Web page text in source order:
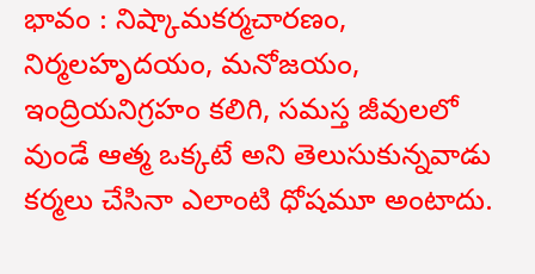
భావం : నిష్కామకర్మచారణం,
నిర్మలహృదయం, మనోజయం,
ఇంద్రియనిగ్రహం కలిగి, సమస్త జీవులలో
వుండే ఆత్మ ఒక్కటే అని తెలుసుకున్నవాడు
కర్మలు చేసినా ఎలాంటి ధోషమూ అంటాదు.